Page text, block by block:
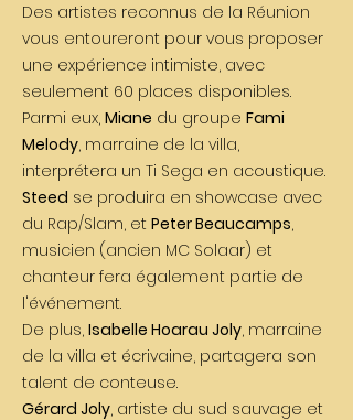
Des artistes reconnus de la Réunion
vous entoureront pour vous proposer
une expérience intimiste, avec
seulement 60 places disponibles.
Parmi eux, Miane du groupe Fami
Melody, marraine de la villa,
interprétera un Ti Sega en acoustique.
Steed se produira en showcase avec
du Rap/Slam, et Peter Beaucamps,
musicien (ancien MC Solaar) et
chanteur fera également partie de
l'événement.
De plus, Isabelle Hoarau Joly, marraine
de la villa et écrivaine, partagera son
talent de conteuse.
Gérard Joly, artiste du sud sauvage et